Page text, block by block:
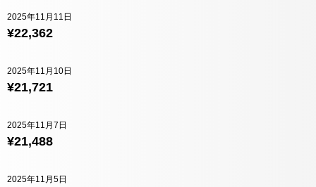
¥22,362
2025年11月11日
¥21,721
2025年11月10日
¥21,488
2025年11月7日
2025年11月5日